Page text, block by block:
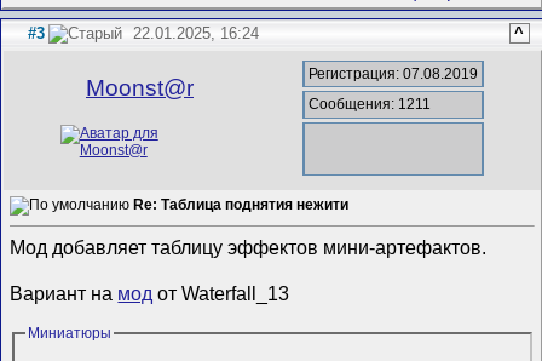
#3 22.01.2025, 16:24 ^
Mооnst@r
Регистрация: 07.08.2019
Сообщения: 1211
Re: Таблица поднятия нежити
Мод добавляет таблицу эффектов мини-артефактов.
Вариант на мод от Waterfall_13
Миниатюры